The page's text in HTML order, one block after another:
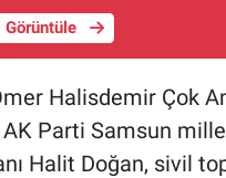
Görüntüle
Halisdemir Çok
Parti Samsun
Halit Doğan, sivil